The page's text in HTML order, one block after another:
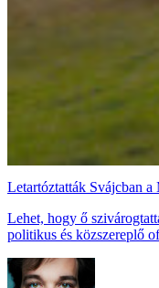
Letartóztatták Svájcban
Lehet, hogy ő
politikus és közszereplő